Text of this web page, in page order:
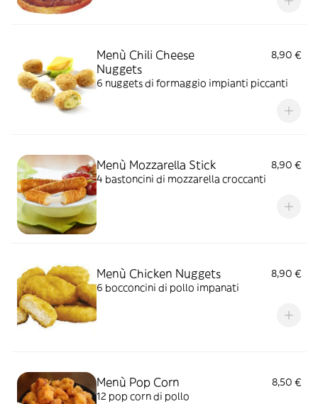
Menù Chili Cheese
Nuggets
8,90 €
6 nuggets di formaggio impianti piccanti
Menù Mozzarella Stick
8,90 €
4 bastoncini di mozzarella croccanti
Menù Chicken Nuggets
8,90 €
6 bocconcini di pollo impanati
Menù Pop Corn
8,50 €
12 pop corn di pollo